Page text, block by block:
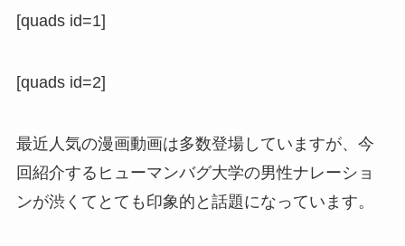
[quads id=1]
[quads id=2]
最近人気の漫画動画は多数登場していますが、今
回紹介するヒューマンバグ大学の男性ナレーショ
ンが渋くてとても印象的と話題になっています。